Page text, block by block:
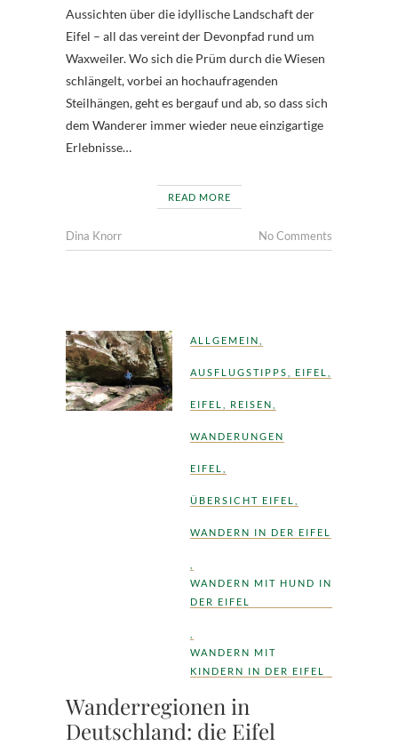
Aussichten über die idyllische Landschaft der
Eifel – all das vereint der Devonpfad rund um
Waxweiler. Wo sich die Prüm durch die Wiesen
schlängelt, vorbei an hochaufragenden
Steilhängen, geht es bergauf und ab, so dass sich
dem Wanderer immer wieder neue einzigartige
Erlebnisse…
READ MORE
Dina Knorr No Comments
ALLGEMEIN
AUSFLUGSTIPPS EIFEL
EIFEL REISEN
WANDERUNGEN
EIFEL
ÜBERSICHT EIFEL
WANDERN IN DER EIFEL
WANDERN MIT HUND IN
DER EIFEL
WANDERN MIT
KINDERN IN DER EIFEL
Wanderregionen in
Deutschland: die Eifel